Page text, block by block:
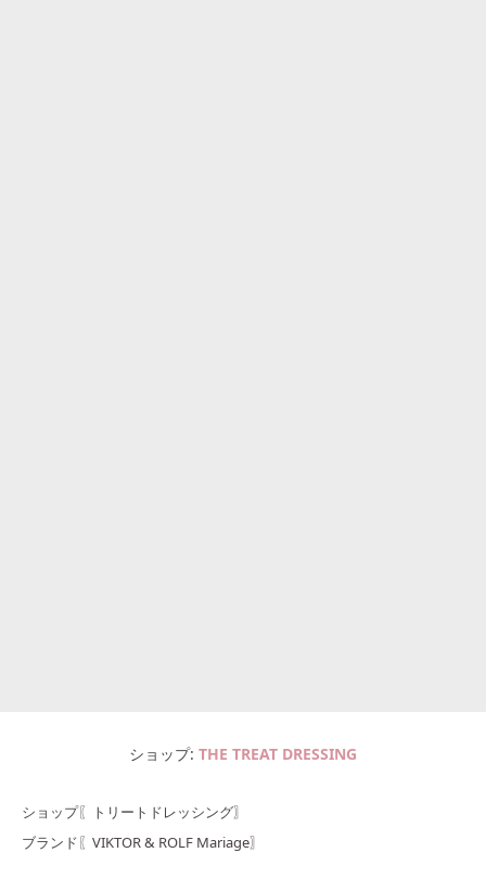
ショップ THE TREAT DRESSING
ショップ〖トリートドレッシング〗
ブランド〖VIKTOR & ROLF Mariage〗